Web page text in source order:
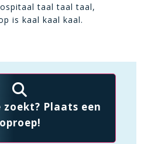
taal taal taal,
is kaal kaal kaal.
Plaats een
oproep!